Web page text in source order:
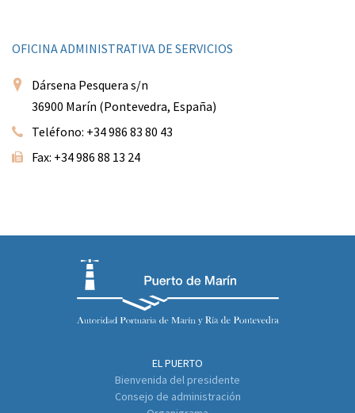
OFICINA ADMINISTRATIVA DE SERVICIOS
Dársena Pesquera s/n
36900 Marín (Pontevedra, España)
Teléfono: +34 986 83 80 43
Fax: +34 986 88 13 24
EL PUERTO
Bienvenida del presidente
Consejo de administración